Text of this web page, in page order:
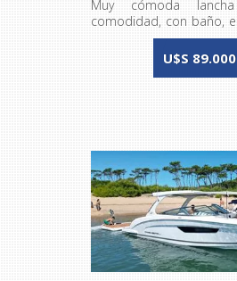
Muy cómoda
comodidad, con baño,
U$S 89.000